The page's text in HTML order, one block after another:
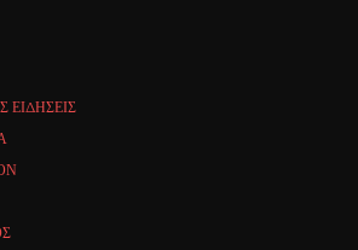
ΕΙΔΗΣΕΙΣ